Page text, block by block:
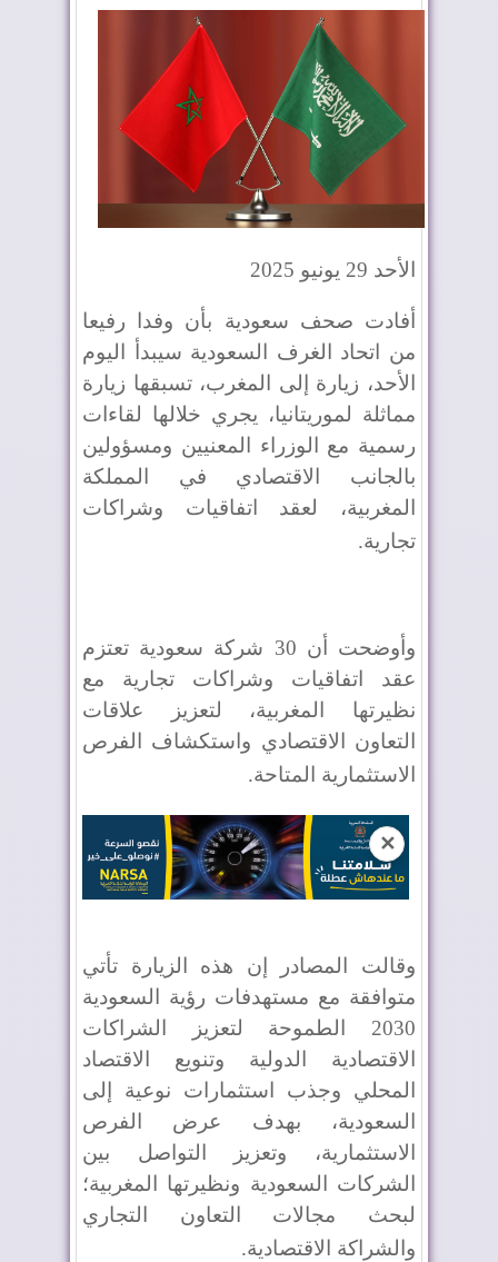
الأحد 29 يونيو 2025
أفادت صحف سعودية بأن وفدا رفيعا
من اتحاد الغرف السعودية سيبدأ اليوم
الأحد، زيارة إلى المغرب، تسبقها زيارة
مماثلة لموريتانيا، يجري خلالها لقاءات
رسمية مع الوزراء المعنيين ومسؤولين
بالجانب الاقتصادي في المملكة
المغربية، لعقد اتفاقيات وشراكات
تجارية.
وأوضحت أن 30 شركة سعودية تعتزم
عقد اتفاقيات وشراكات تجارية مع
نظيرتها المغربية، لتعزيز علاقات
التعاون الاقتصادي واستكشاف الفرص
الاستثمارية المتاحة.
✕
وقالت المصادر إن هذه الزيارة تأتي
متوافقة مع مستهدفات رؤية السعودية
2030 الطموحة لتعزيز الشراكات
الاقتصادية الدولية وتنويع الاقتصاد
المحلي وجذب استثمارات نوعية إلى
السعودية، بهدف عرض الفرص
الاستثمارية، وتعزيز التواصل بين
الشركات السعودية ونظيرتها المغربية؛
لبحث مجالات التعاون التجاري
والشراكة الاقتصادية.